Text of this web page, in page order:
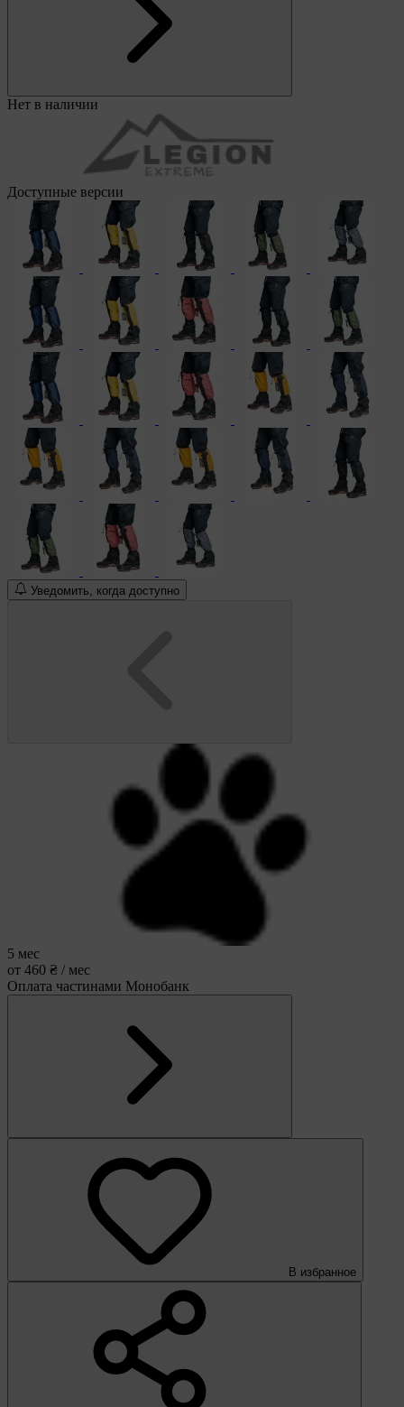
Нет в наличии
Доступные версии
Уведомить, когда доступно
5 мес
от 460 ₴ / мес
Оплата частинами Монобанк
В избранное